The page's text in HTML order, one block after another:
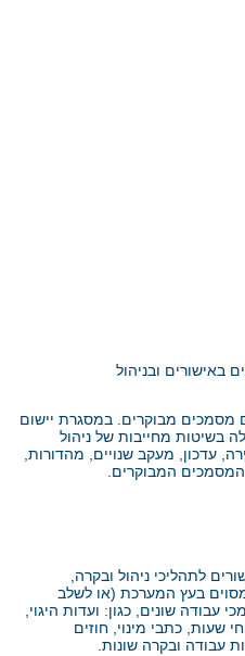
באישורים ובניהול
מסמכים מבוקרים. במסגרת יישום
בשיטות מחייבות של ניהול
עדכון, מעקב שנויים, מהדורות,
המבוקרים.
לתהליכי ניהול ובקרה,
בעץ המערכת (או לשלב
עבודה שונים, כגון: ועדות היגוי,
שעות, כתבי מינוי, חוזים
עבודה ובקרה שונות.